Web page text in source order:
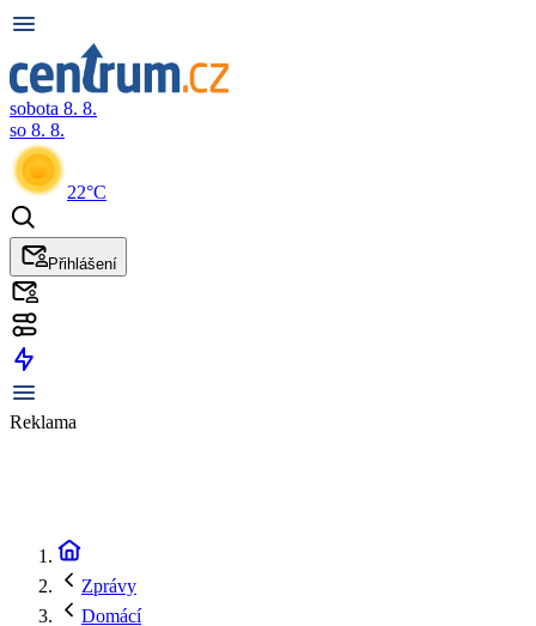
sobota 8. 8.
so 8. 8.
22°C
Přihlášení
Reklama
Zprávy
Domácí